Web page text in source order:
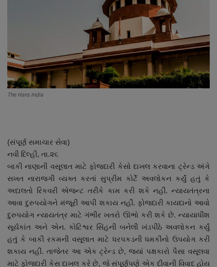
Dipotsav Special
આંતરરાષ્ટ્રીય
જુનાગઢ
Support US
બજારના સમાચાર
નાણાંકીય સમાચાર
સ્થાનિક સમાચાર
The Hans India
(સંપૂર્ણ સમાચાર સેવા)
નવી દિલ્હી, તા.૨૬
બાકી નાણાની વસૂલાત માટે ફોજદારી કેસો દાખલ કરવાના ટ્રેન્ડ અંગે
સખત નારાજગી વ્યક્ત કરતાં સુપ્રીમ કોર્ટે અવલોકન કર્યું હતું કે
અદાલતો રિકવરી એજન્ટ તરીકે કામ કરી શકે નહીં. ન્યાયતંત્રના
આવા દુરુપયોગને મંજૂરી આપી શકાય નહીં. ફોજદારી કાયદાનો આવો
દુરુપયોગ ન્યાયતંત્ર માટે ગંભીર ખતરો ઊભો કરી શકે છે. ન્યાયાધીશ
સૂર્યકાંત અને એન. કોટિશ્વર સિંહની બનેલી ખંડપીઠે અવલોકન કર્યું
હતું કે બાકી રકમની વસૂલાત માટે ધરપકડની ધમકીનો ઉપયોગ કરી
શકાય નહીં. તાજેતર આ એક ટ્રેન્ડ છે, જ્યાં પક્ષકારો પૈસા વસૂલવા
માટે ફોજદારી કેસ દાખલ કરે છે, જે સંપૂર્ણપણે એક દીવાની વિવાદ હોય